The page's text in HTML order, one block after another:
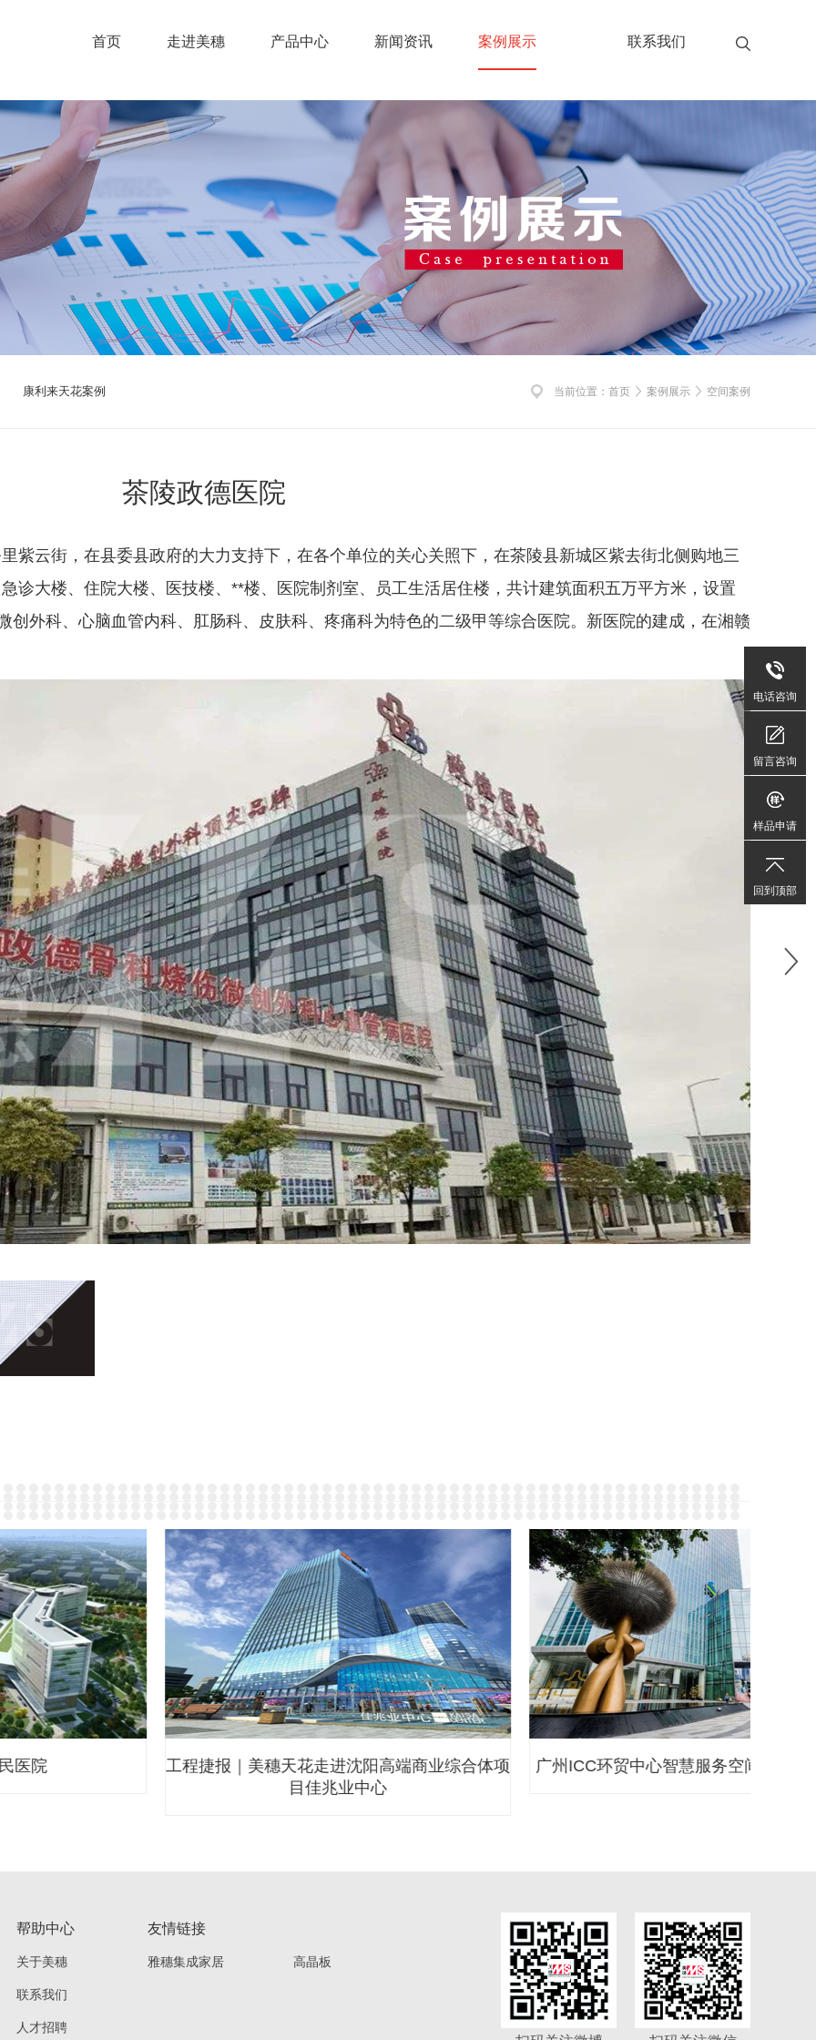
首页 走进美穗 产品中心 新闻资讯 案例展示 联系我们
康利来天花案例 当前位置： 首页 案例展示 空间案例
茶陵政德医院
紫云街，在县委县政府的大力支持下，在各个单位的关心关照下，在茶陵县新城区紫去街北侧购地三
诊大楼、住院大楼、医技楼、**楼、医院制剂室、员工生活居住楼，共计建筑面积五万平方米，设置
创外科、心脑血管内科、肛肠科、皮肤科、疼痛科为特色的二级甲等综合医院。新医院的建成，在湘赣
工程捷报｜美穗天花走进沈阳高端商业综合体项
广州ICC环贸中心智慧服务空间--越秀签约中心
帮助中心
关于美穗
联系我们
人才招聘
友情链接
雅穗集成家居 高晶板
电话咨询
400-
606-
9109
周
一
至
周
日
9:00
留言咨询
样品申请
回到顶部